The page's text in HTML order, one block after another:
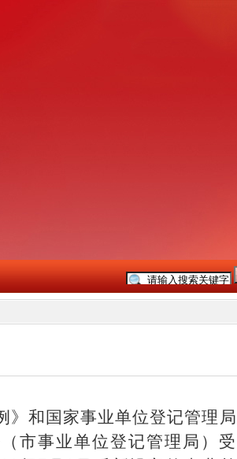
》和国家事业单位登记管理局
市事业单位登记管理局）受